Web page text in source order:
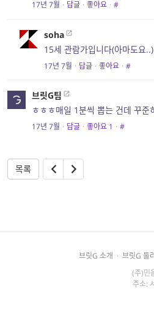
17년 7월 · 답글 · 좋아요 · #
soha
15세 관람가입니다(아마도요..)
17년 7월 · 답글 · 좋아요 · #
브릿G팀
ㅎㅎㅎ매일 1분씩 뽑는 건데 꾸
17년 7월 · 답글 · 좋아요 1 · #
목록
브릿G 소개 · 브릿G 둘
(주)민
주소: